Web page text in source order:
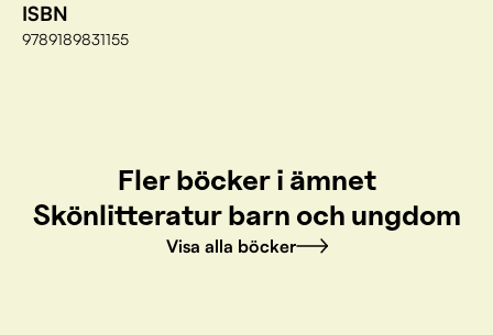
ISBN
9789189831155
Fler böcker i ämnet
Skönlitteratur barn och ungdom
Visa alla böcker